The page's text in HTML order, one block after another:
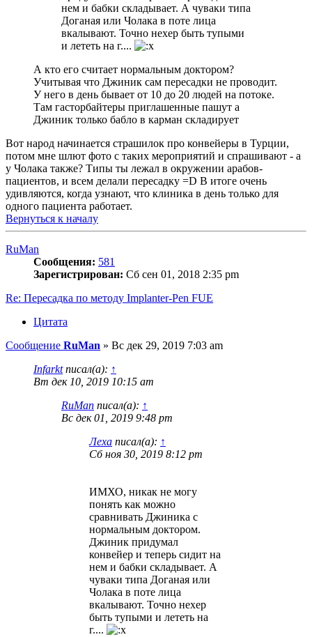
нем и бабки складывает. А чуваки типа
Доганая или Чолака в поте лица
вкалывают. Точно нехер быть тупыми
и лететь на г....
А кто его считает нормальным доктором?
Учитывая что Джиник сам пересадки не проводит.
У него в день бывает от 10 до 20 людей на потоке.
Там гасторбайтеры приглашенные пашут а
Джиник только бабло в карман складирует
Вот народ начинается страшилок про конвейеры в Турции,
потом мне шлют фото с таких мероприятий и спрашивают - а
у Чолака также? Типы ты лежал в окружении арабов-
пациентов, и всем делали пересадку =D В итоге очень
удивляются, когда узнают, что клиника в день только для
одного пациента работает.
Вернуться к началу
RuMan
Сообщения: 581
Зарегистрирован: Сб сен 01, 2018 2:35 pm
Re: Пересадка по методу Implanter-Pen FUE
Цитата
Сообщение RuMan » Вс дек 29, 2019 7:03 am
Infarktписал(а): ↑
Вт дек 10, 2019 10:15 am
RuMan писал(а): ↑
Вс дек 01, 2019 9:48 pm
Леха писал(а): ↑
Сб ноя 30, 2019 8:12 pm
ИМХО, никак не могу
понять как можно
сравнивать Джиника с
нормальным доктором.
Джиник придумал
конвейер и теперь сидит на
нем и бабки складывает. А
чуваки типа Доганая или
Чолака в поте лица
вкалывают. Точно нехер
быть тупыми и лететь на
г....